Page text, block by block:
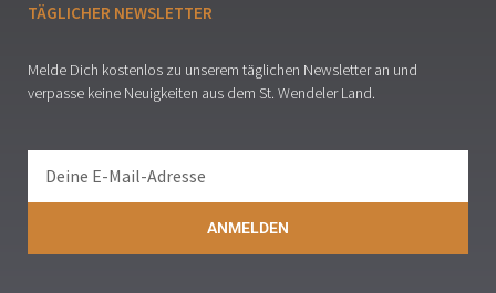
TÄGLICHER NEWSLETTER
Melde Dich kostenlos zu unserem täglichen Newsletter an und
verpasse keine Neuigkeiten aus dem St. Wendeler Land.
ANMELDEN